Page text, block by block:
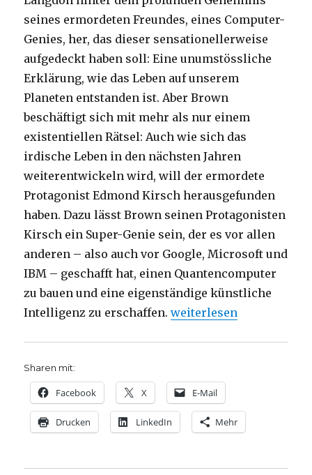
seines ermordeten Freundes, eines Computer-
Genies, her, das dieser sensationellerweise
aufgedeckt haben soll: Eine unumstössliche
Erklärung, wie das Leben auf unserem
Planeten entstanden ist. Aber Brown
beschäftigt sich mit mehr als nur einem
existentiellen Rätsel: Auch wie sich das
irdische Leben in den nächsten Jahren
weiterentwickeln wird, will der ermordete
Protagonist Edmond Kirsch herausgefunden
haben. Dazu lässt Brown seinen Protagonisten
Kirsch ein Super-Genie sein, der es vor allen
anderen – also auch vor Google, Microsoft und
IBM – geschafft hat, einen Quantencomputer
zu bauen und eine eigenständige künstliche
Intelligenz zu erschaffen.„Was ist Leben? Lars
weiterlesen
Sharen mit:
Facebook X E-Mail
Drucken LinkedIn Mehr